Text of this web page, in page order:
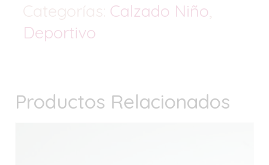
Calzado Niño
Deportivo
Productos Relacionados